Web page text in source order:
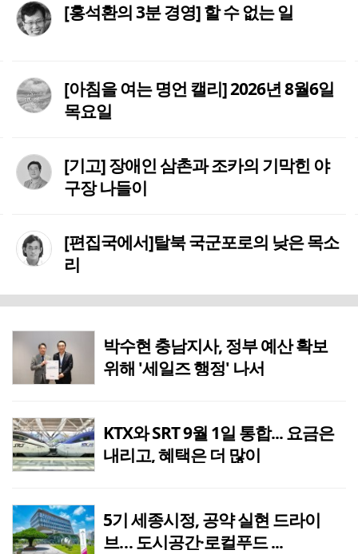
[홍석환의 3분 경영] 할 수 없는 일
[아침을 여는 명언 캘리] 2026년 8월6일
목요일
[기고] 장애인 삼촌과 조카의 기막힌 야
구장 나들이
[편집국에서]탈북 국군포로의 낮은 목소
리
박수현 충남지사, 정부 예산 확보
위해 '세일즈 행정' 나서
KTX와 SRT 9월 1일 통합... 요금은
내리고, 혜택은 더 많이
5기 세종시정, 공약 실현 드라이
브… 도시공간·로컬푸드 ...